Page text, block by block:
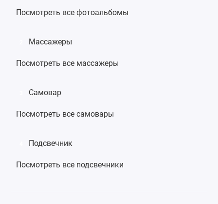
Посмотреть все фотоальбомы
Массажеры
Посмотреть все массажеры
Самовар
Посмотреть все самовары
Подсвечник
Посмотреть все подсвечники